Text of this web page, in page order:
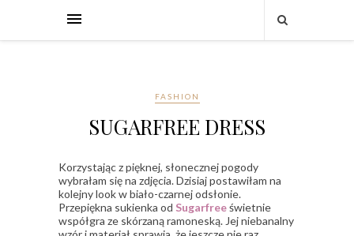
FASHION
SUGARFREE DRESS
Korzystając z pięknej, słonecznej pogody
wybrałam się na zdjęcia. Dzisiaj postawiłam na
kolejny look w biało-czarnej odsłonie.
Przepiękna sukienka od Sugarfreeświetnie
współgra ze skórzaną ramoneską. Jej niebanalny